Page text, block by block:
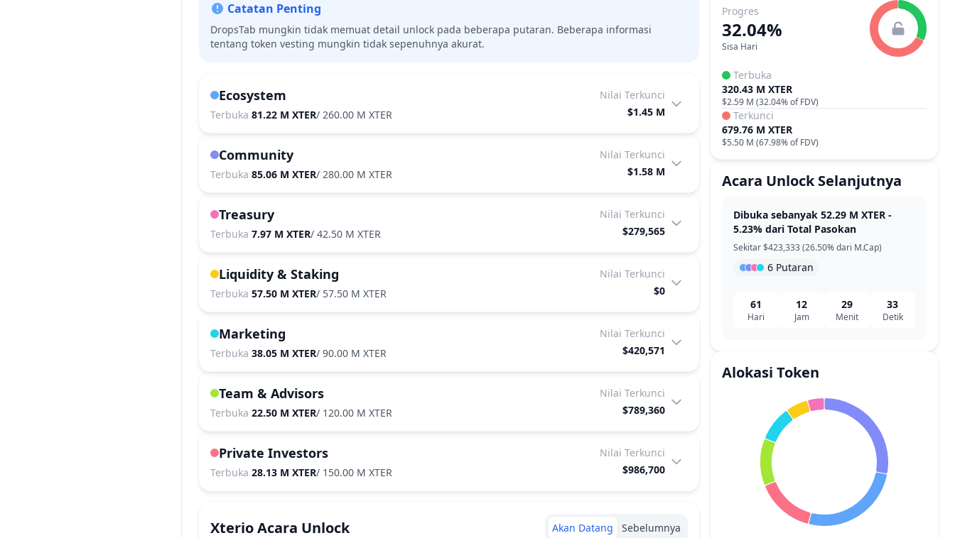
Catatan Penting
DropsTab mungkin tidak memuat detail unlock pada beberapa putaran. Beberapa informasi
tentang token vesting mungkin tidak sepenuhnya akurat.
Progres
32.04%
Sisa Hari
Terbuka
320.43 M XTER
$2.59 M (32.04%of FDV)
Terkunci
679.76 M XTER
$5.50 M (67.98%of FDV)
Acara Unlock Selanjutnya
Dibuka sebanyak 52.29 M XTER -
5.23% dari Total Pasokan
Sekitar $423,333 (26.50% dari M.Cap)
6 Putaran
61
Hari
12
Jam
29
Menit
33
Detik
Alokasi Token
Ecosystem
Terbuka 81.22 M XTER/ 260.00 M XTER
Nilai Terkunci
$1.45 M
Community
Terbuka 85.06 M XTER/ 280.00 M XTER
Nilai Terkunci
$1.58 M
Treasury
Terbuka 7.97 M XTER/ 42.50 M XTER
Nilai Terkunci
$279,565
Liquidity & Staking
Terbuka 57.50 M XTER/ 57.50 M XTER
Nilai Terkunci
$0
Marketing
Terbuka 38.05 M XTER/ 90.00 M XTER
Nilai Terkunci
$420,571
Team & Advisors
Terbuka 22.50 M XTER/ 120.00 M XTER
Nilai Terkunci
$789,360
Private Investors
Terbuka 28.13 M XTER/ 150.00 M XTER
Nilai Terkunci
$986,700
XterioAcara Unlock Akan Datang Sebelumnya